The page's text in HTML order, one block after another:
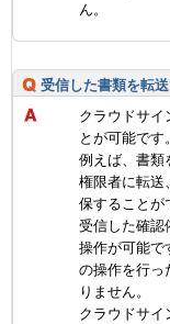
ん。
受信した書類を転送
クラウドサイ
とが可能です。
例えば、書類
権限者に転送
保することが
受信した確認
操作が可能で
の操作を行っ
りません。
クラウドサイ